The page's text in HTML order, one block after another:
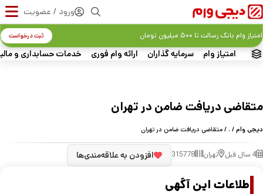
ورود / عضویت
امتیاز وام سرمایه گذاران ارائه وام فوری خدمات حسابداری و
امتیاز وام بانک رسالت تا ۵۰۰ میلیون تومان ثبت درخواست
متقاضی دریافت ضامن در تهران
دیجی وام/
. / متقاضی دریافت ضامن در تهران
4 سال قبل تهران 315778 افزودن به علاقه‌مندی‌ها
اطلاعات این آگهی